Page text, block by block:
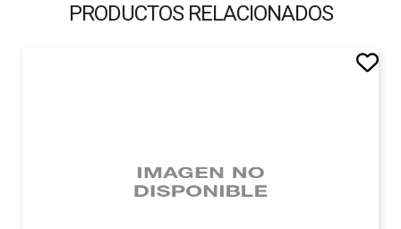
PRODUCTOS RELACIONADOS